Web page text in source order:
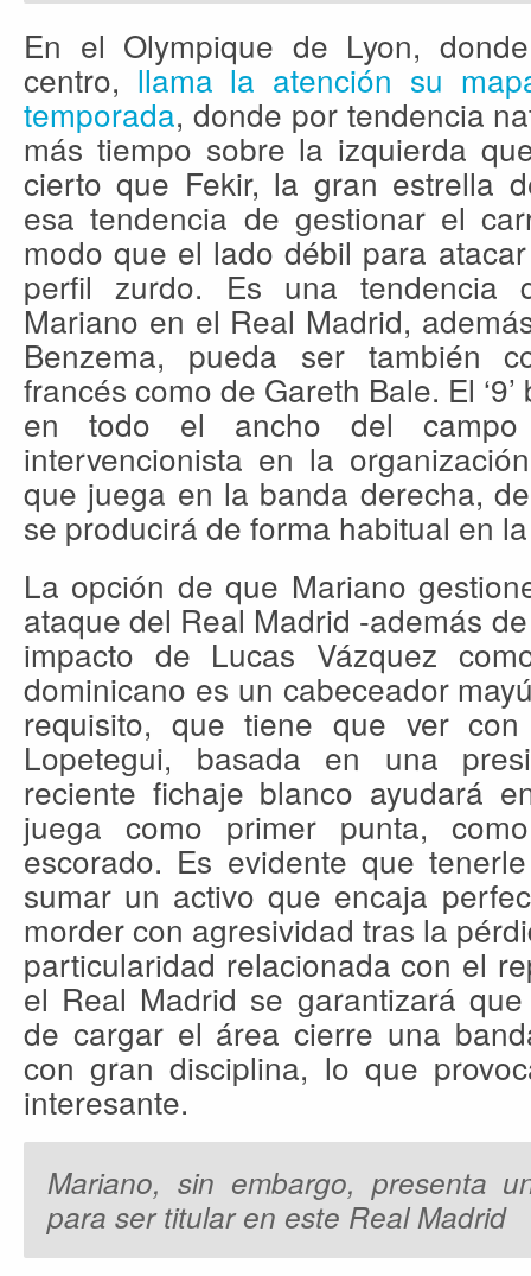
En el Olympique de Lyon,
centro, llama la atención su
temporada, donde por tendencia
más tiempo sobre la izquierda
cierto que Fekir, la gran estrella
esa tendencia de gestionar el
modo que el lado débil para
perfil zurdo. Es una tendencia
Mariano en el Real Madrid,
Benzema, pueda ser también
francés como de Gareth Bale. El
en todo el ancho del
intervencionista en la
que juega en la banda derecha,
se producirá de forma habitual en
La opción de que Mariano
ataque del Real Madrid -además
impacto de Lucas Vázquez
dominicano es un cabeceador
requisito, que tiene que ver
Lopetegui, basada en una
reciente fichaje blanco ayudará
juega como primer punta,
escorado. Es evidente que
sumar un activo que encaja
morder con agresividad tras la
particularidad relacionada con el
el Real Madrid se garantizará
de cargar el área cierre una
con gran disciplina, lo que
interesante.
Mariano, sin embargo, presenta
para ser titular en este Real Madrid